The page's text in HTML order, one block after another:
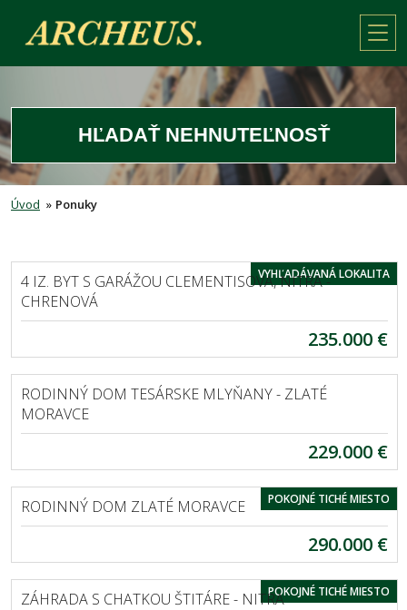
HĽADAŤ NEHNUTEĽNOSŤ
Úvod » Ponuky
VYHĽADÁVANÁ LOKALITA
4 IZ. BYT S GARÁŽOU CLEMENTISOVA, NITRA -
CHRENOVÁ
235.000 €
RODINNÝ DOM TESÁRSKE MLYŇANY - ZLATÉ
MORAVCE
229.000 €
POKOJNÉ TICHÉ MIESTO
EXKLUZÍVNE
RODINNÝ DOM ZLATÉ MORAVCE
290.000 €
POKOJNÉ TICHÉ MIESTO
EXKLUZÍVNE
ZÁHRADA S CHATKOU ŠTITÁRE - NITRA